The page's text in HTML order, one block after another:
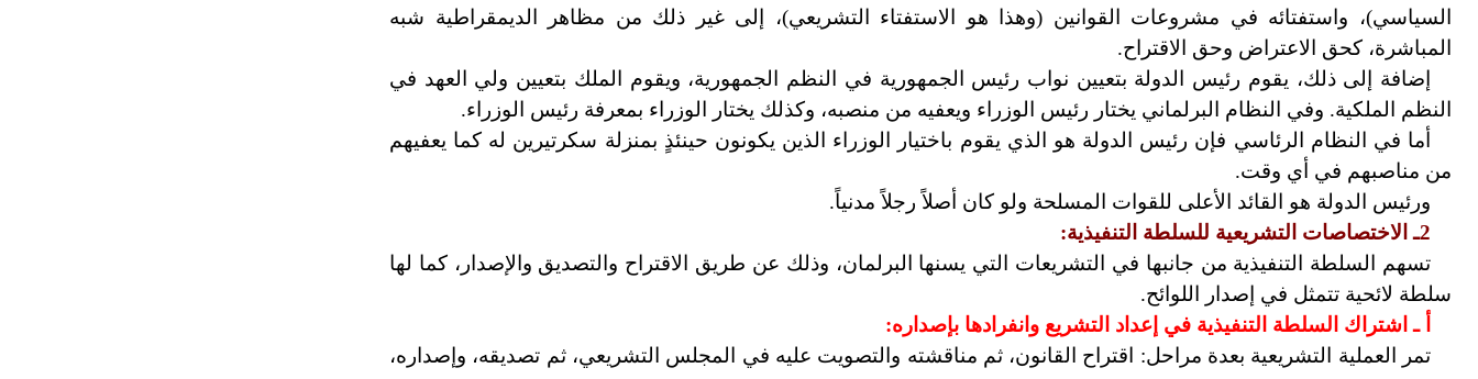
السياسي)، واستفتائه في مشروعات القوانين (وهذا هو الاستفتاء التشريعي)، إلى غير ذلك من مظاهر الديمقراطية شبه
المباشرة، كحق الاعتراض وحق الاقتراح.
إضافة إلى ذلك، يقوم رئيس الدولة بتعيين نواب رئيس الجمهورية في النظم الجمهورية، ويقوم الملك بتعيين ولي العهد في
النظم الملكية. وفي النظام البرلماني يختار رئيس الوزراء ويعفيه من منصبه، وكذلك يختار الوزراء بمعرفة رئيس الوزراء.
أما في النظام الرئاسي فإن رئيس الدولة هو الذي يقوم باختيار الوزراء الذين يكونون حينئذٍ بمنزلة سكرتيرين له كما يعفيهم
من مناصبهم في أي وقت.
ورئيس الدولة هو القائد الأعلى للقوات المسلحة ولو كان أصلاً رجلاً مدنياً.
2ـ الاختصاصات التشريعية للسلطة التنفيذية:
تسهم السلطة التنفيذية من جانبها في التشريعات التي يسنها البرلمان، وذلك عن طريق الاقتراح والتصديق والإصدار، كما لها
سلطة لائحية تتمثل في إصدار اللوائح.
أ ـ اشتراك السلطة التنفيذية في إعداد التشريع وانفرادها بإصداره:
تمر العملية التشريعية بعدة مراحل: اقتراح القانون، ثم مناقشته والتصويت عليه في المجلس التشريعي، ثم تصديقه، وإصداره،